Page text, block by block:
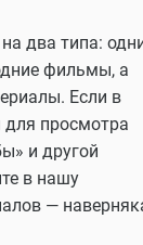
два типа:
фильмы, а
Если в
просмотра
и другой
в нашу
—